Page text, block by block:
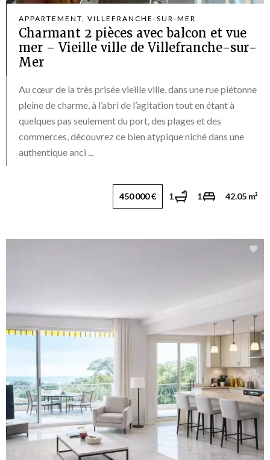
APPARTEMENT, VILLEFRANCHE-SUR-MER
Charmant 2 pièces avec balcon et vue
mer – Vieille ville de Villefranche-sur-
Mer
Au cœur de la très prisée vieille ville, dans une rue piétonne
pleine de charme, à l’abri de l’agitation tout en étant à
quelques pas seulement du port, des plages et des
commerces, découvrez ce bien atypique niché dans une
authentique anci ...
42.05 m²
1
1
450 000 €